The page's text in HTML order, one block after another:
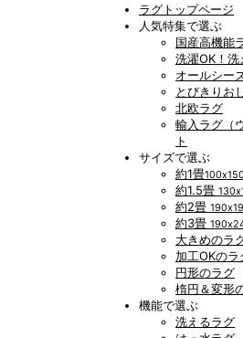
ラグトップページ
人気特集で選ぶ
国産高機能
洗濯OK！洗
オールシー
とびきりお
北欧ラグ
輸入ラグ（
ト
サイズで選ぶ
約1畳
約1.5畳
約2畳
約3畳
大きめのラ
加工OKのラ
円形のラグ
楕円＆変形
機能で選ぶ
洗えるラグ